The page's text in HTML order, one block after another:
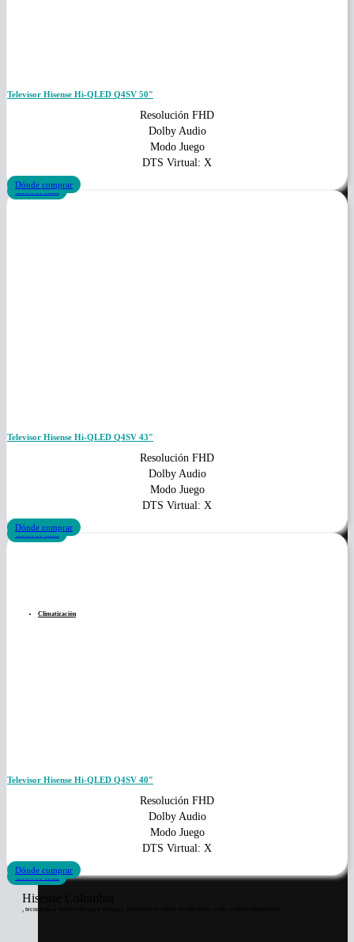
Climatización
Televisor Hisense Hi-QLED Q4SV 50″
Resolución FHD
Dolby Audio
Modo Juego
DTS Virtual: X
Conoce más
Dónde comprar
Televisor Hisense Hi-QLED Q4SV 43″
Resolución FHD
Dolby Audio
Modo Juego
DTS Virtual: X
Conoce más
Dónde comprar
Televisor Hisense Hi-QLED Q4SV 40″
Resolución FHD
Dolby Audio
Modo Juego
DTS Virtual: X
Conoce más
Dónde comprar
Hisense Colombia
, tecnología e innovación para tu hogar. Encuentra lo mejor en televisión, audio y electrodomésticos.